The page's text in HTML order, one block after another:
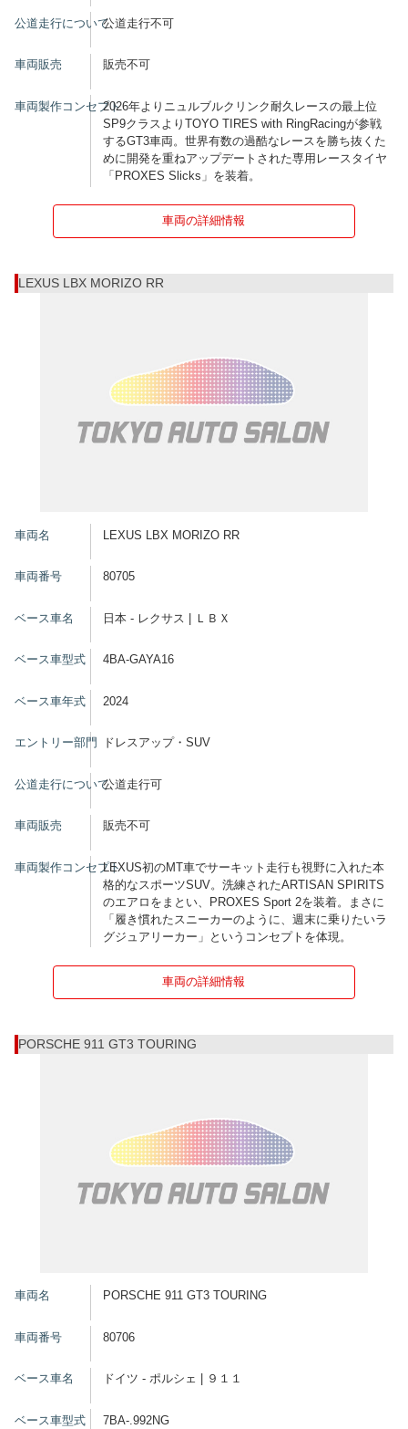
公道走行について公道走行不可
車両販売 販売不可
車両製作コンセプト2026年よりニュルブルクリンク耐久レースの最上位
SP9クラスよりTOYO TIRES with RingRacingが参戦
するGT3車両。世界有数の過酷なレースを勝ち抜くた
めに開発を重ねアップデートされた専用レースタイヤ
「PROXES Slicks」を装着。
車両の詳細情報
LEXUS LBX MORIZO RR
車両名 LEXUS LBX MORIZO RR
車両番号 80705
ベース車名 日本 - レクサス | ＬＢＸ
ベース車型式 4BA-GAYA16
ベース車年式 2024
エントリー部門 ドレスアップ・SUV
公道走行について公道走行可
車両販売 販売不可
車両製作コンセプトLEXUS初のMT車でサーキット走行も視野に入れた本
格的なスポーツSUV。洗練されたARTISAN SPIRITS
のエアロをまとい、PROXES Sport 2を装着。まさに
「履き慣れたスニーカーのように、週末に乗りたいラ
グジュアリーカー」というコンセプトを体現。
車両の詳細情報
PORSCHE 911 GT3 TOURING
車両名 PORSCHE 911 GT3 TOURING
車両番号 80706
ベース車名 ドイツ - ポルシェ | ９１１
ベース車型式 7BA-.992NG